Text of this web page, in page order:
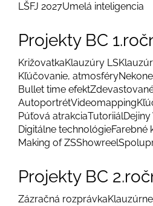
LŠFJ 2027Umelá inteligencia
Projekty BC
KrižovatkaKlauzúry LS
Kľúčovanie, atmosféry
Bullet time efekt
AutoportrétVideomapping
Púťová atrakciaTutoriiálDejiny
Digitálne technológieFarebné
Making of ZSShowreel
Projekty BC
Zázračná rozprávka